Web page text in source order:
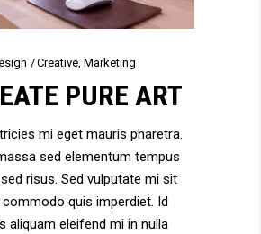
Creative, Marketing
PURE ART
mi eget mauris pharetra.
sed elementum tempus
risus. Sed vulputate mi sit
quis imperdiet. Id
aliquam eleifend mi in nulla